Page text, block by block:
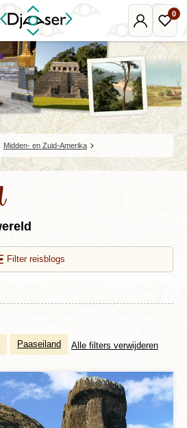
Mijn
Djoser
0
Midden- en Zuid-Amerika
Filter reisblogs
Paaseiland Alle filters verwijderen